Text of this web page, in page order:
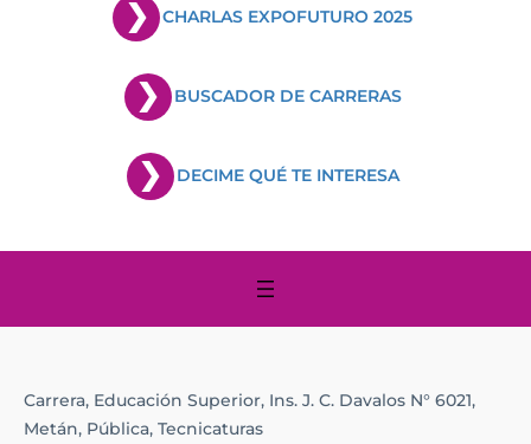
CHARLAS EXPOFUTURO 2025
BUSCADOR DE CARRERAS
DECIME QUÉ TE INTERESA
Carrera, Educación Superior, Ins. J. C. Davalos N° 6021,
Metán, Pública, Tecnicaturas